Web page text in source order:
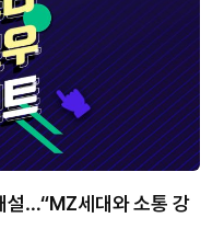
설…“MZ세대와 소통 강